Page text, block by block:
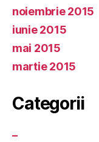
noiembrie 2015
iunie 2015
mai 2015
martie 2015
Categorii
–